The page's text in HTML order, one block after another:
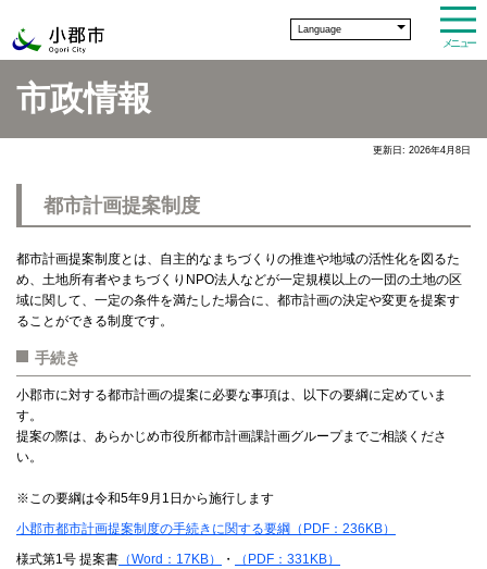
Language
メニュー
市政情報
更新日: 2026年4月8日
都市計画提案制度
都市計画提案制度とは、自主的なまちづくりの推進や地域の活性化を図るた
め、土地所有者やまちづくりNPO法人などが一定規模以上の一団の土地の区
域に関して、一定の条件を満たした場合に、都市計画の決定や変更を提案す
ることができる制度です。
手続き
小郡市に対する都市計画の提案に必要な事項は、以下の要綱に定めていま
す。
提案の際は、あらかじめ市役所都市計画課計画グループまでご相談くださ
い。
※この要綱は令和5年9月1日から施行します
小郡市都市計画提案制度の手続きに関する要綱（PDF：236KB）
様式第1号 提案書 （Word：17KB） ・
（PDF：331KB）